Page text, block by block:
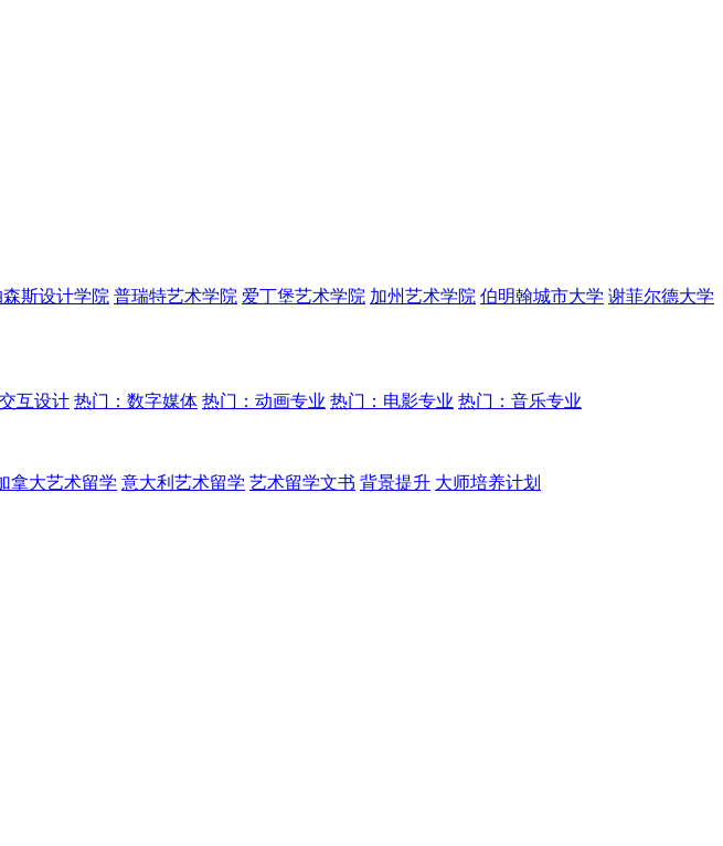
森斯设计学院 普瑞特艺术学院 爱丁堡艺术学院 加州艺术学院 伯明翰城市大学 谢菲尔德大学
互设计 热门：数字媒体 热门：动画专业 热门：电影专业 热门：音乐专业
拿大艺术留学 意大利艺术留学 艺术留学文书 背景提升 大师培养计划